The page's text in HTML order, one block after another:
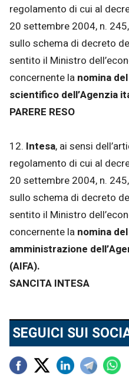
regolamento di cui al
20 settembre 2004, n.
sullo schema di decreto
sentito il Ministro
concernente la nomina
scientifico dell’Agenzia
PARERE RESO
12. Intesa, ai sensi
regolamento di cui al
20 settembre 2004, n.
sullo schema di decreto
sentito il Ministro
concernente la nomina
amministrazione
(AIFA).
SANCITA INTESA
SEGUICI SUI